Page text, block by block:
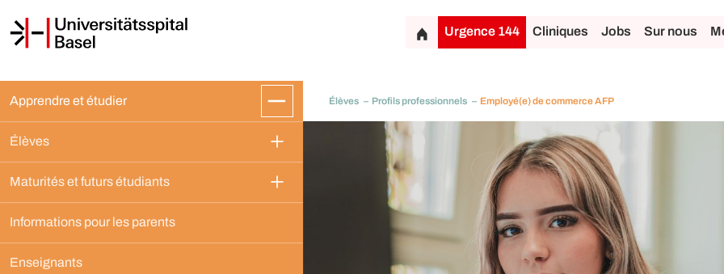
Urgence 144 Cliniques Jobs Sur nous
Apprendre et étudier
Élèves
Maturités et futurs étudiants
Informations pour les parents
Enseignants
Élèves Profils professionnels Employé(e) de commerce AFP